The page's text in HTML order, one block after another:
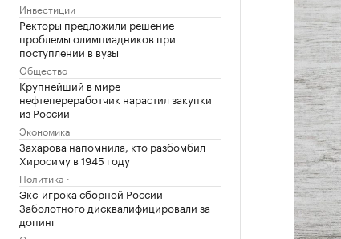
Инвестиции
Ректоры предложили решение
проблемы олимпиадников при
поступлении в вузы
Общество
Крупнейший в мире
нефтепереработчик нарастил закупки
из России
Экономика
Захарова напомнила, кто разбомбил
Хиросиму в 1945 году
Политика
Экс-игрока сборной России
Заболотного дисквалифицировали за
допинг